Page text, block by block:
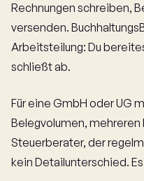
Rechnungen schreiben,
versenden.
Arbeitsteilung: Du
schließt ab.
Für eine GmbH oder UG
Belegvolumen,
Steuerberater, der
kein Detailunterschied.